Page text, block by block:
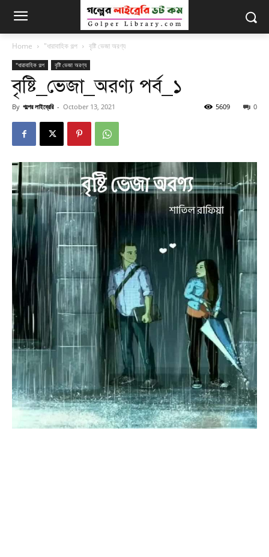
Home "ধারাবাহিক গল্প বৃষ্টি ভেজা অরণ্য
"ধারাবাহিক গল্প বৃষ্টি ভেজা অরণ্য
বৃষ্টি_ভেজা_অরণ্য পর্ব_১
By গল্পের লাইব্রেরি - October 13, 2021 0
5609